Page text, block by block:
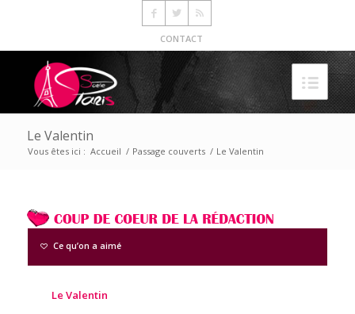
CONTACT
Le Valentin
Vous êtes ici : Accueil / Passage couverts / Le Valentin
Ce qu’on a aimé
Le Valentin